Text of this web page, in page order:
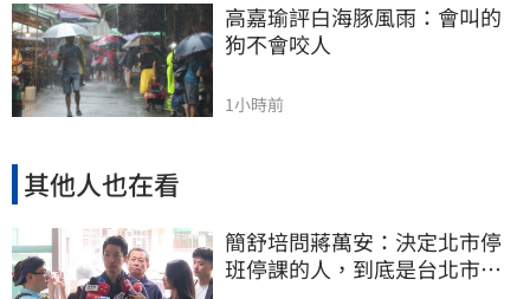
高嘉瑜評白海豚風雨：會叫的
狗不會咬人
1小時前
其他人也在看
簡舒培問蔣萬安：決定北市停
班停課的人，到底是台北市